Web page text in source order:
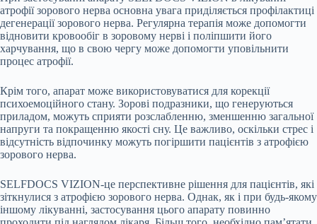
атрофії зорового нерва основна увага приділяється профілактиці
дегенерації зорового нерва. Регулярна терапія може допомогти
відновити кровообіг в зоровому нерві і поліпшити його
харчування, що в свою чергу може допомогти уповільнити
процес атрофії.
Крім того, апарат може використовуватися для корекції
психоемоційного стану. Зорові подразники, що генеруються
приладом, можуть сприяти розслабленню, зменшенню загальної
напруги та покращенню якості сну. Це важливо, оскільки стрес і
відсутність відпочинку можуть погіршити пацієнтів з атрофією
зорового нерва.
SELFDOCS VIZION-це перспективне рішення для пацієнтів, які
зіткнулися з атрофією зорового нерва. Однак, як і при будь-якому
іншому лікуванні, застосування цього апарату повинно